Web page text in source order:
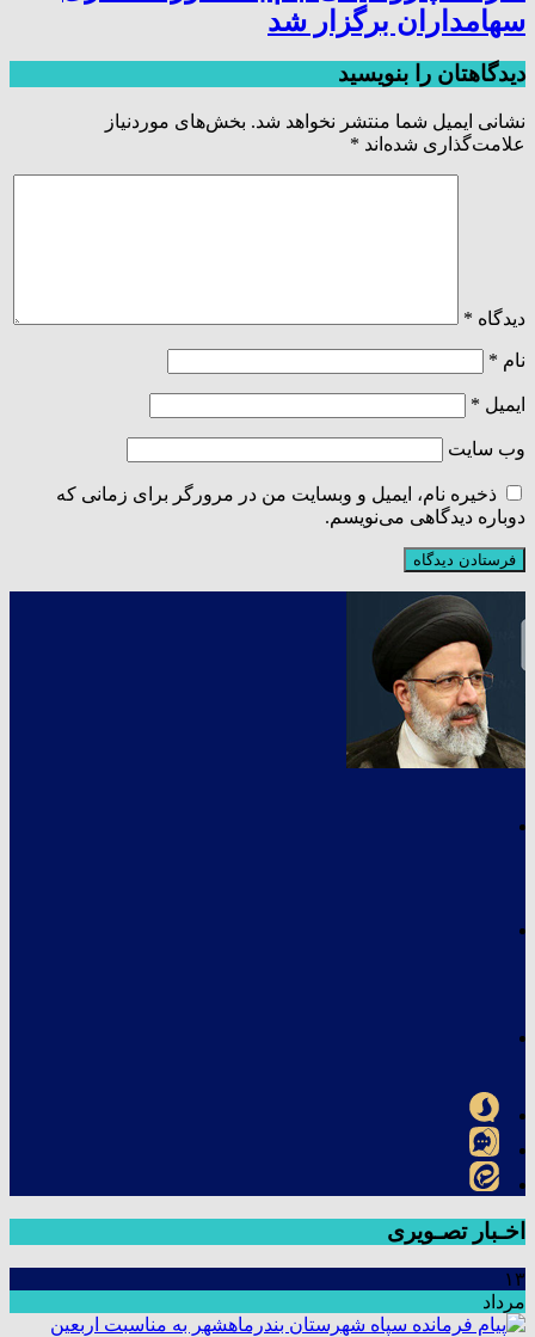
سهامداران برگزار شد
دیدگاهتان را بنویسید
نشانی ایمیل شما منتشر نخواهد شد. بخش‌های موردنیاز
علامت‌گذاری شده‌اند *
دیدگاه *
نام *
ایمیل *
وب‌ سایت
ذخیره نام، ایمیل و وبسایت من در مرورگر برای زمانی که
دوباره دیدگاهی می‌نویسم.
اخـبار تصـویری
۱۳
مرداد